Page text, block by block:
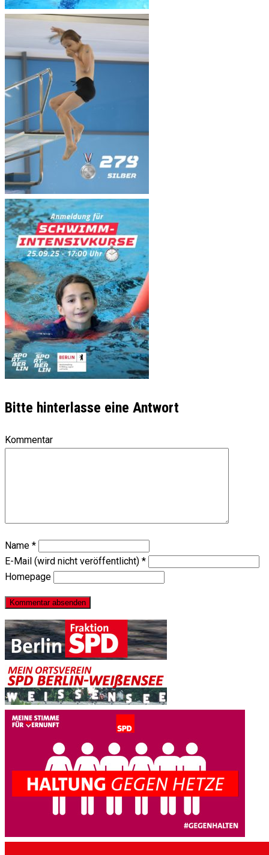
Bitte hinterlasse eine Antwort
Kommentar
Name *
E-Mail (wird nicht veröffentlicht) *
Homepage